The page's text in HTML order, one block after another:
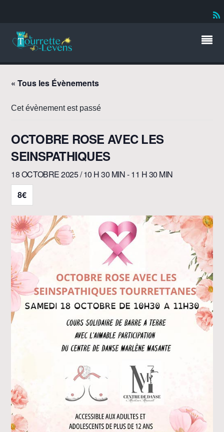
« Tous les Évènements
Cet évènement est passé
OCTOBRE ROSE AVEC LES
SEINSPATHIQUES
18 OCTOBRE 2025 / 10 H 30 MIN-11 H 30 MIN
8€